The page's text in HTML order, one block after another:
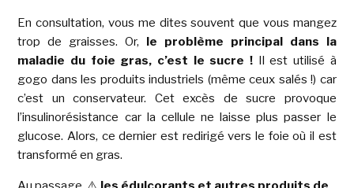
En consultation, vous me dites souvent que vous mangez
trop de graisses. Or, le problème principal dans la
maladie du foie gras, c’est le sucre !Il est utilisé à
gogo dans les produits industriels (même ceux salés !) car
c’est un conservateur. Cet excès de sucre provoque
l’insulinorésistance car la cellule ne laisse plus passer le
glucose. Alors, ce dernier est redirigé vers le foie où il est
transformé en gras.